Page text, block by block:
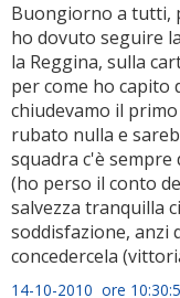
Buongiorno a tutti,
ho dovuto seguire
la Reggina, sulla
per come ho capito
chiudevamo il
rubato nulla e
squadra c'è sempre
(ho perso il conto
salvezza tranquilla
soddisfazione, anzi
concedercela
14-10-2010 ore